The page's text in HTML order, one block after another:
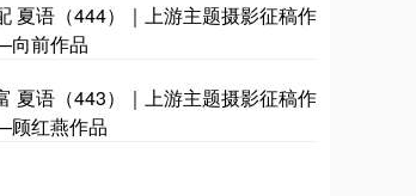
夏语（444）｜上游主题摄影征稿作
前作品
夏语（443）｜上游主题摄影征稿作
红燕作品